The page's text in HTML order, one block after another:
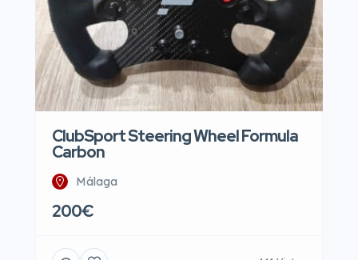
ClubSport Steering Wheel Formula
Carbon
Málaga
200€